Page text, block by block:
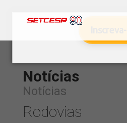
Notícias
Notícias
Rodovias